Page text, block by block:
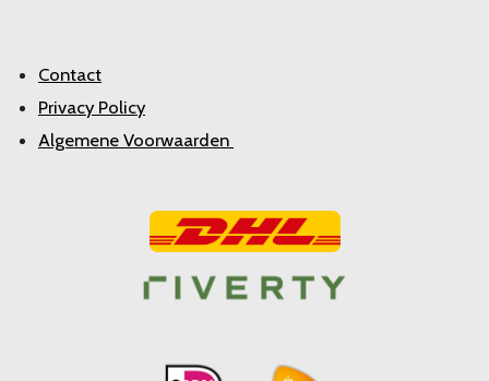
Contact
Privacy Policy
Algemene Voorwaarden